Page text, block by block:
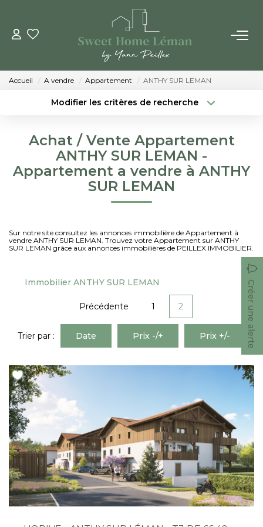
ACHETER
VENDRE
LES AGENCES
Qui Sommes-Nous
Notre Équipe
CONTACT
EN
Accueil A vendre Appartement ANTHY SUR LEMAN
Modifier les critères de recherche
Surface min Budget max
Plus de critères Créer une alerte
Achat / Vente Appartement
ANTHY SUR LEMAN -
Appartement a vendre à ANTHY
SUR LEMAN
Sur notre site consultez les annonces immobilière de Appartement à
vendre ANTHY SUR LEMAN. Trouvez votre Appartement sur ANTHY
SUR LEMAN grâce aux annonces immobilières de PEILLEX IMMOBILIER.
Immobilier ANTHY SUR LEMAN Créer une alerte
Précédente 1 2
Trier par : Date Prix -/+ Prix +/-